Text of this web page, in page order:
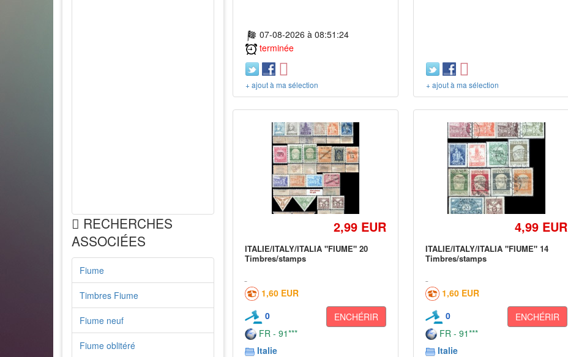
RECHERCHES
ASSOCIÉES
Fiume
Timbres Fiume
Fiume neuf
Fiume oblitéré
07-08-2026 à 08:51:24
terminée
+ ajout à ma sélection + ajout à ma sélection
2,99 EUR
ITALIE/ITALY/ITALIA "FIUME" 20
Timbres/stamps
1,60 EUR
0
ENCHÉRIR
FR - 91***
Italie
4,99 EUR
ITALIE/ITALY/ITALIA "FIUME" 14
Timbres/stamps
1,60 EUR
0
ENCHÉRIR
FR - 91***
Italie